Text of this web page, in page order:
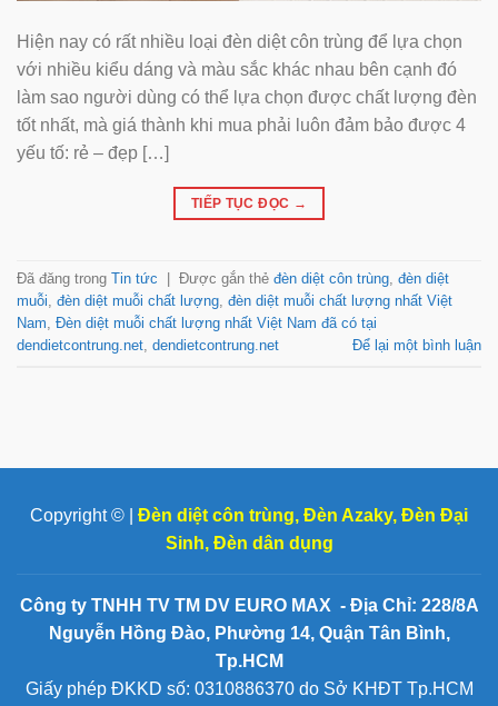
Hiện nay có rất nhiều loại đèn diệt côn trùng để lựa chọn
với nhiều kiểu dáng và màu sắc khác nhau bên cạnh đó
làm sao người dùng có thể lựa chọn được chất lượng đèn
tốt nhất, mà giá thành khi mua phải luôn đảm bảo được 4
yếu tố: rẻ – đẹp […]
TIẾP TỤC ĐỌC →
Đã đăng trong Tin tức Được gắn thẻ đèn diệt côn trùng, đèn diệt
muỗi, đèn diệt muỗi chất lượng, đèn diệt muỗi chất lượng nhất Việt
Nam, Đèn diệt muỗi chất lượng nhất Việt Nam đã có tại
dendietcontrung.net, dendietcontrung.net Để lại một bình luận
Copyright © | Đèn diệt côn trùng, Đèn Azaky, Đèn Đại
Sinh, Đèn dân dụng
Công ty TNHH TV TM DV EURO MAX - Địa Chỉ: 228/8A
Nguyễn Hồng Đào, Phường 14, Quận Tân Bình,
Tp.HCM
Giấy phép ĐKKD số: 0310886370 do Sở KHĐT Tp.HCM